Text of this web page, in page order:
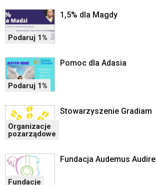
osadzane
formie
ramek.
obsługiwane
są
klawiszy
strzałek
lub
im
skrótów
klawiaturowych
Podaruj 1%
1,5% dla Magdy
Podaruj 1%
Pomoc dla Adasia
Organizacje
pozarządowe
Stowarzyszenie Gradiam
Fundacje
Fundacja Audemus Audire